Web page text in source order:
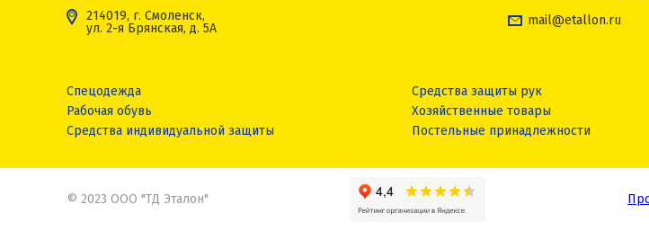
214019, г. Смоленск,
ул. 2-я Брянская, д. 5А
mail@etallon.ru
Спецодежда
Рабочая обувь
Средства индивидуальной защиты
Средства защиты рук
Хозяйственные товары
Постельные принадлежности
© 2023 ООО "ТД Эталон"